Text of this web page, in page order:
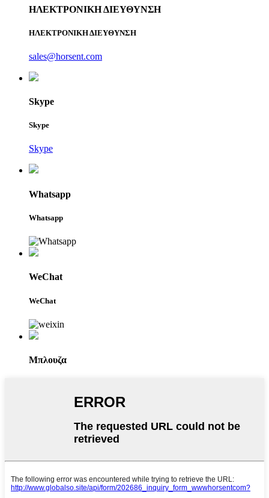
ΗΛΕΚΤΡΟΝΙΚΗ ΔΙΕΥΘΥΝΣΗ
ΗΛΕΚΤΡΟΝΙΚΗ ΔΙΕΥΘΥΝΣΗ
sales@horsent.com
Skype
Skype
Skype
Whatsapp
Whatsapp
WeChat
WeChat
Μπλουζα